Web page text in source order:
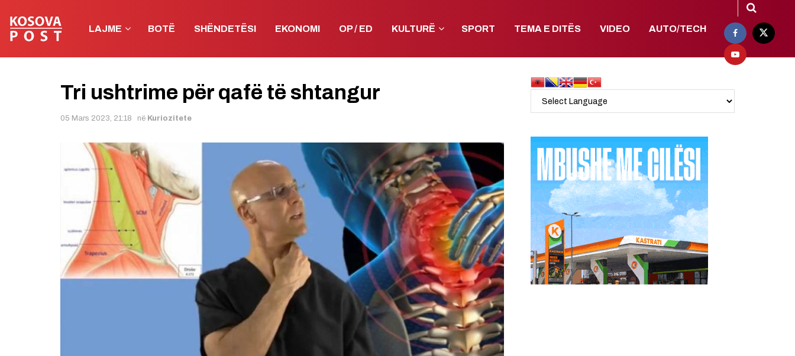
LAJME BOTË SHËNDETËSI EKONOMI OP / ED KULTURË SPORT TEMA E DITËS VIDEO AUTO/TECH
Tri ushtrime për qafë të shtangur
05 Mars 2023, 21:18 në Kuriozitete